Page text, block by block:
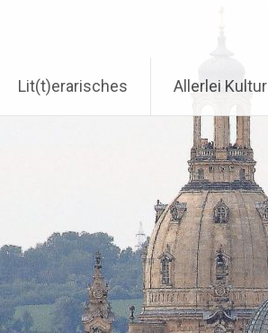
Lit(t)erarisches Allerlei Kultur